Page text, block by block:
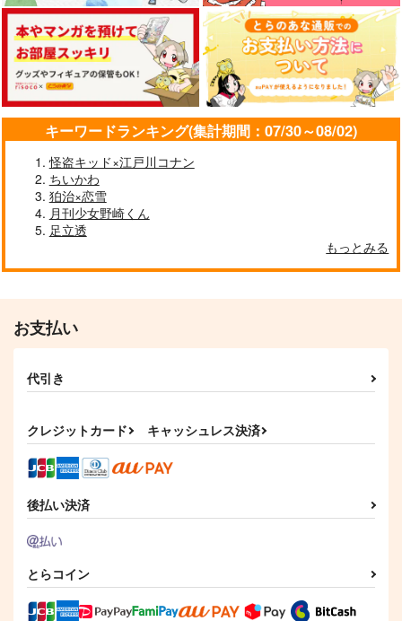
三暮アクキー（２個セ
ット）
ネギまし無双
944円（税込）
三井寿×木暮公延
サンプル
作品詳細
湘北３年生アクキー
ネギまし無双
472円（税込）
三井寿
サンプル
作品詳細
三暮缶ミラー
ネギまし無双
472円（税込）
三井寿×木暮公延
サンプル
ネギまし無双
157円（税込）
三井寿×木暮公延
サンプル
作品詳細
じゅーす屋
1,300
サンプル
2,044
サンプル
カート カート カート
Gottani
710円（税込）
東京卍リベンジャーズ
場地圭介×松野千冬
サンプル
ソロジー
羽宮一虎×松野千冬
白雪姫 THE AFTER
Mimosa
専売 715円（税込）
キーワードランキング(集計期間：07/30～08/02)
怪盗キッド×江戸川コナン
ちいかわ
狛治×恋雪
月刊少女野崎くん
足立透
もっとみる
お支払い
代引き
クレジットカード キャッシュレス決済
後払い決済
とらコイン